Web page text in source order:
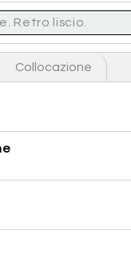
Retro liscio.
Collocazione